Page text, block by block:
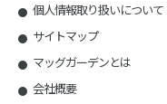
個人情報取り扱いについて
サイトマップ
マッグガーデンとは
会社概要